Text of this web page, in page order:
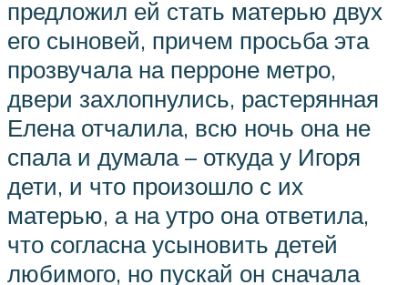
предложил ей стать матерью двух
его сыновей, причем просьба эта
прозвучала на перроне метро,
двери захлопнулись, растерянная
Елена отчалила, всю ночь она не
спала и думала – откуда у Игоря
дети, и что произошло с их
матерью, а на утро она ответила,
что согласна усыновить детей
любимого, но пускай он сначала